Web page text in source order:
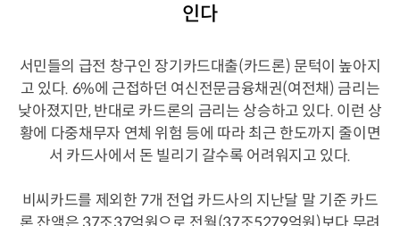
인다
서민들의 급전 창구인 장기카드대출(카드론) 문턱이 높아지
고 있다. 6%에 근접하던 여신전문금융채권(여전채) 금리는
낮아졌지만, 반대로 카드론의 금리는 상승하고 있다. 이런 상
황에 다중채무자 연체 위험 등에 따라 최근 한도까지 줄이면
서 카드사에서 돈 빌리기 갈수록 어려워지고 있다.
비씨카드를 제외한 7개 전업 카드사의 지난달 말 기준 카드